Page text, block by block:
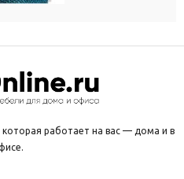
работает на вас — дома и в